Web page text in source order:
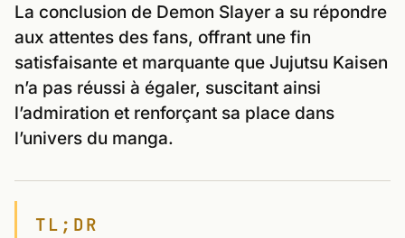
La conclusion de Demon Slayer a su répondre
aux attentes des fans, offrant une fin
satisfaisante et marquante que Jujutsu Kaisen
n’a pas réussi à égaler, suscitant ainsi
l’admiration et renforçant sa place dans
l’univers du manga.
TL;DR